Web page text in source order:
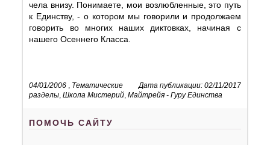
чела внизу. Понимаете, мои возлюбленные, это путь
к Единству, - о котором мы говорили и продолжаем
говорить во многих наших диктовках, начиная с
нашего Осеннего Класса.
04/01/2006 Дата публикации: 02/11/2017
Тематические
разделы ,Школа Мистерий ,Майтрейя - Гуру Единства
ПОМОЧЬ САЙТУ